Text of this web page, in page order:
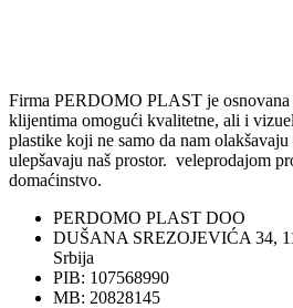
Firma PERDOMO PLAST je osnovana
klijentima omogući kvalitetne, ali i
plastike koji ne samo da nam
ulepšavaju naš prostor. veleprodajom
domaćinstvo.
PERDOMO PLAST DOO
DUŠANA SREZOJEVIĆA 34,
Srbija
PIB: 107568990
MB: 20828145